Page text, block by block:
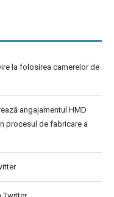
la folosirea camerelor de
angajamentul HMD
procesul de fabricare a